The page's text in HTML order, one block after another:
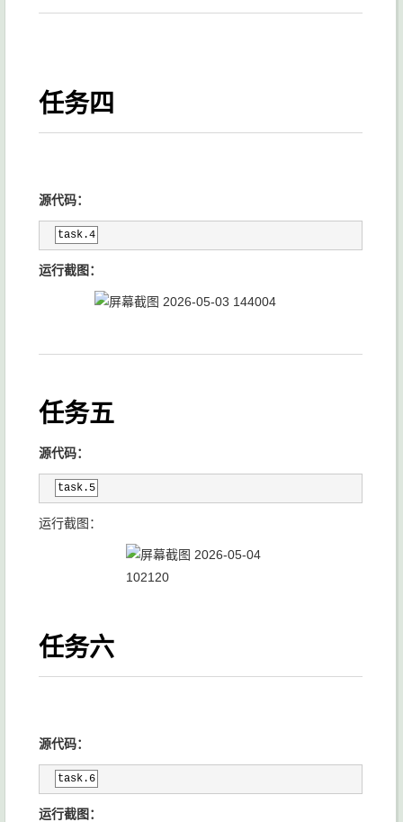
任务四
源代码：
task.4
运行截图：
任务五
源代码：
task.5
运行截图：
任务六
源代码：
task.6
运行截图：